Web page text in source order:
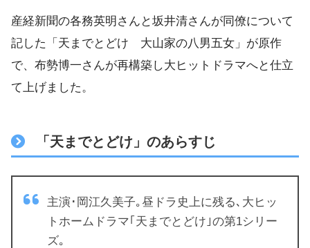
産経新聞の各務英明さんと坂井清さんが同僚について
記した「天までとどけ 大山家の八男五女」が原作
で、布勢博一さんが再構築し大ヒットドラマへと仕立
て上げました。
「天までとどけ」のあらすじ
主演･岡江久美子｡昼ドラ史上に残る､大ヒッ
トホームドラマ｢天までとどけ｣の第1シリー
ズ｡